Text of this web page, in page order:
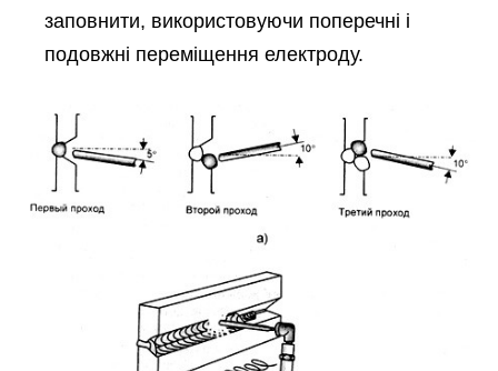
заповнити, використовуючи поперечні і
подовжні переміщення електроду.